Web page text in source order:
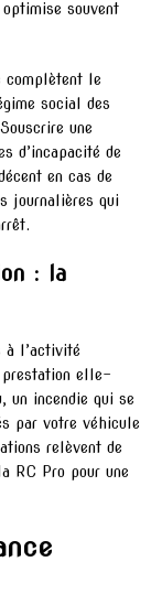
souvent
complètent le
social des
une
d’incapacité de
en cas de
journalières qui
: la
à l’activité
prestation elle-
un incendie qui se
par votre véhicule
relèvent de
RC Pro pour une